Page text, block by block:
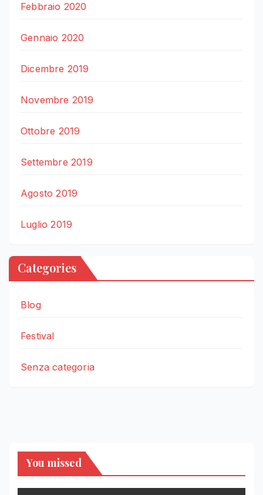
Febbraio 2020
Gennaio 2020
Dicembre 2019
Novembre 2019
Ottobre 2019
Settembre 2019
Agosto 2019
Luglio 2019
Categories
Blog
Festival
Senza categoria
You missed